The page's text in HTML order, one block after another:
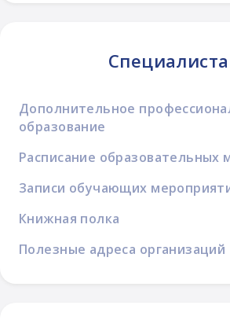
Дополнительное
образование
Расписание образовательных
Записи обучающих
Книжная полка
Полезные адреса организаций